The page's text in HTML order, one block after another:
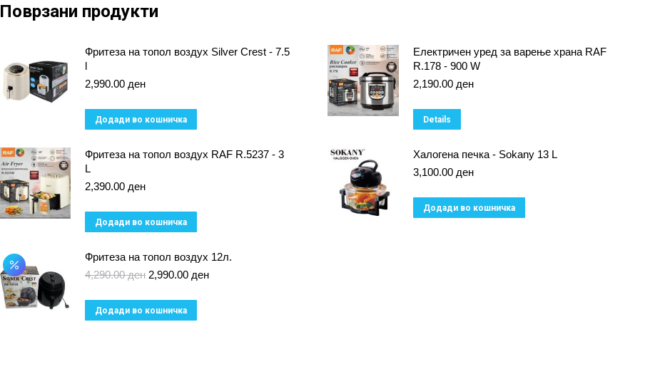
Поврзани продукти
Фритеза на топол воздух Silver Crest - 7.5
l
2,990.00 ден
Додади во кошничка
Електричен уред за варење храна RAF
R.178 - 900 W
2,190.00 ден
Details
Фритеза на топол воздух RAF R.5237 - 3
L
2,390.00 ден
Додади во кошничка
Халогена печка - Sokany 13 L
3,100.00 ден
Додади во кошничка
Фритеза на топол воздух 12л.
4,290.00ден Original
was:
4,290.00 ден.
2,990.00 денCurrent
Додади во кошничка